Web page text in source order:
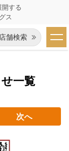
開する
ス
店舗検索
一覧
次へ